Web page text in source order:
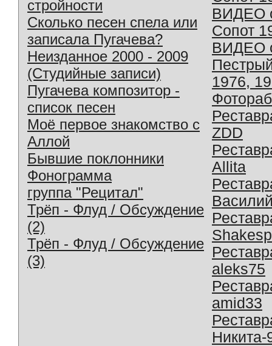
стройности
Сколько песен спела или
записала Пугачева?
Неизданное 2000 - 2009
(Студийные записи)
Пугачева композитор -
список песен
Моё первое знакомство с
Аллой
Бывшие поклонники
Фонограмма
группа "Рецитал"
Трёп - Флуд / Обсуждение
(2)
Трёп - Флуд / Обсуждение
(3)
ВИДЕО
Сопот
ВИДЕО
1976,
ZDD
Allita
aleks75
amid33
Никита-